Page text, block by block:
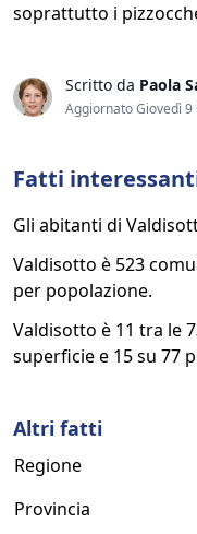
soprattutto i
Scritto da Paola
Aggiornato Giovedì 9
Fatti
Gli abitanti di
Valdisotto è 523
per popolazione.
Valdisotto è 11 tra le
superficie e 15 su 77
Altri fatti
Regione
Provincia